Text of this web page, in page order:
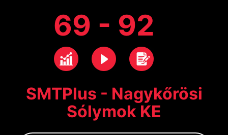
69 - 92
SMTPlus - Nagykőrösi
Sólymok KE